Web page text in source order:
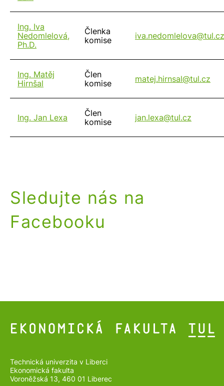
Ing. Iva
Nedomlelová,
Ph.D.
Členka
komise
iva.nedomlelova@tul.cz
Ing. Matěj
Hirnšal
Člen
komise
matej.hirnsal@tul.cz
Ing. Jan Lexa
Člen
komise
jan.lexa@tul.cz
Sledujte nás na
Facebooku
Technická univerzita v Liberci
Ekonomická fakulta
Voroněžská 13, 460 01 Liberec